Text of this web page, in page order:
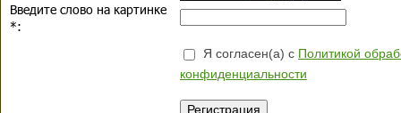
Введите слово на картинке
*:
Я согласен(а) с Политикой
конфиденциальности